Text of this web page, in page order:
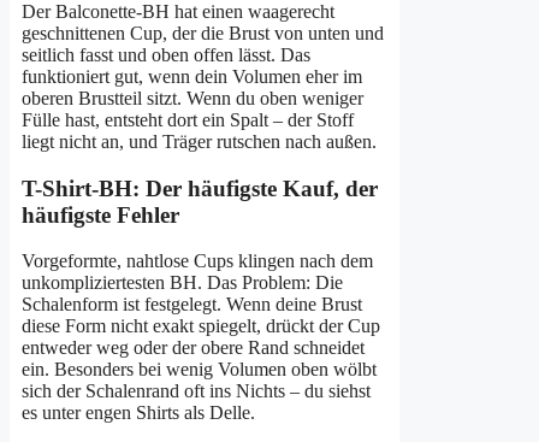
Der Balconette-BH hat einen waagerecht
geschnittenen Cup, der die Brust von unten und
seitlich fasst und oben offen lässt. Das
funktioniert gut, wenn dein Volumen eher im
oberen Brustteil sitzt. Wenn du oben weniger
Fülle hast, entsteht dort ein Spalt – der Stoff
liegt nicht an, und Träger rutschen nach außen.
T-Shirt-BH: Der häufigste Kauf, der
häufigste Fehler
Vorgeformte, nahtlose Cups klingen nach dem
unkompliziertesten BH. Das Problem: Die
Schalenform ist festgelegt. Wenn deine Brust
diese Form nicht exakt spiegelt, drückt der Cup
entweder weg oder der obere Rand schneidet
ein. Besonders bei wenig Volumen oben wölbt
sich der Schalenrand oft ins Nichts – du siehst
es unter engen Shirts als Delle.